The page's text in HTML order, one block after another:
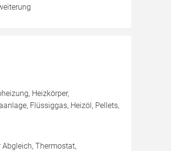
Heizkörper,
Flüssiggas, Heizöl, Pellets,
Thermostat,